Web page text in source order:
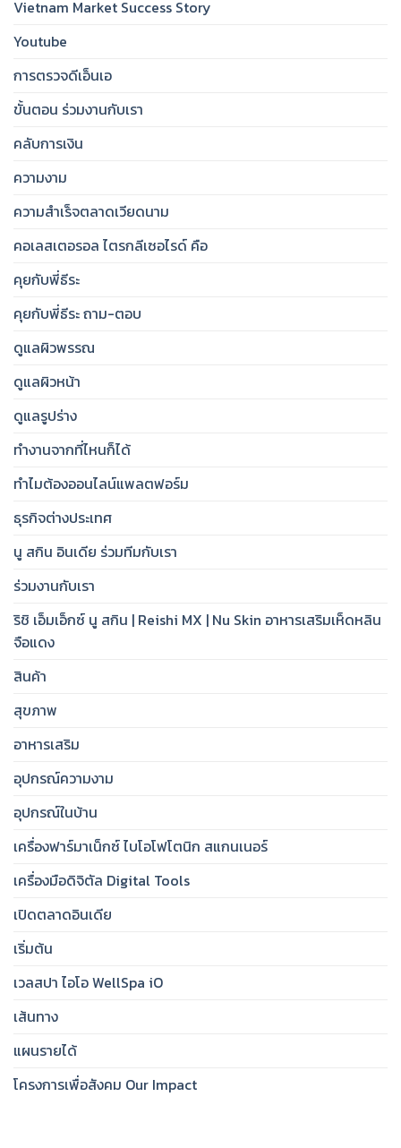
Vietnam Market Success Story
Youtube
การตรวจดีเอ็นเอ
ขั้นตอน ร่วมงานกับเรา
คลับการเงิน
ความงาม
ความสำเร็จตลาดเวียดนาม
คอเลสเตอรอล ไตรกลีเซอไรด์ คือ
คุยกับพี่ธีระ
คุยกับพี่ธีระ ถาม-ตอบ
ดูแลผิวพรรณ
ดูแลผิวหน้า
ดูแลรูปร่าง
ทำงานจากที่ไหนก็ได้
ทำไมต้องออนไลน์แพลตฟอร์ม
ธุรกิจต่างประเทศ
นู สกิน อินเดีย ร่วมทีมกับเรา
ร่วมงานกับเรา
ริชิ เอ็มเอ็กซ์ นู สกิน | Reishi MX | Nu Skin อาหารเสริมเห็ดหลิน
จือแดง
สินค้า
สุขภาพ
อาหารเสริม
อุปกรณ์ความงาม
อุปกรณ์ในบ้าน
เครื่องฟาร์มาเน็กซ์ ไบโอโฟโตนิก สแกนเนอร์
เครื่องมือดิจิตัล Digital Tools
เปิดตลาดอินเดีย
เริ่มต้น
เวลสปา ไอโอ WellSpa iO
เส้นทาง
แผนรายได้
โครงการเพื่อสังคม Our Impact